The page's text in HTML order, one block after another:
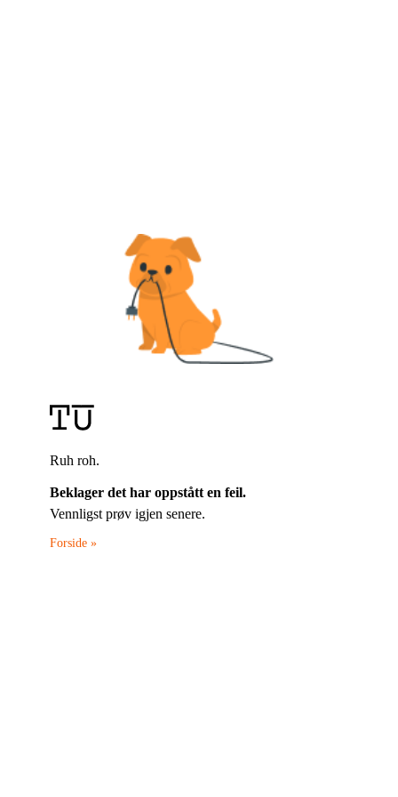
Ruh roh.
Beklager det har oppstått en feil.
Vennligst prøv igjen senere.
Forside »